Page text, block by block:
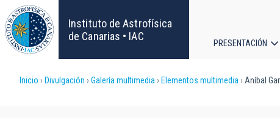
Pasar
al
contenido
principal
Instituto de Astrofísica
de Canarias • IAC
PRESENTACIÓN
Sobrescribir
Inicio Divulgación Galería multimedia Elementos multimedia Aníbal